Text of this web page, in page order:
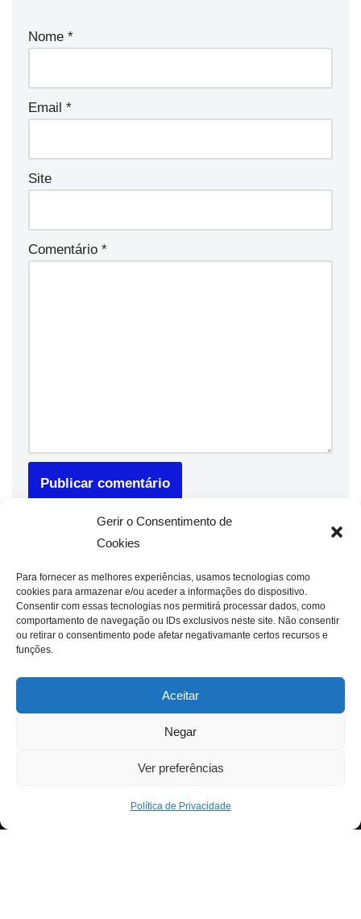
Gerir o Consentimento de
Cookies
Para fornecer as melhores experiências, usamos tecnologias como
cookies para armazenar e/ou aceder a informações do dispositivo.
Consentir com essas tecnologias nos permitirá processar dados, como
comportamento de navegação ou IDs exclusivos neste site. Não consentir
ou retirar o consentimento pode afetar negativamante certos recursos e
funções.
Aceitar
Negar
Ver preferências
Política de Privacidade
Nome *
Email *
Site
Comentário *
| Criado comWordPress